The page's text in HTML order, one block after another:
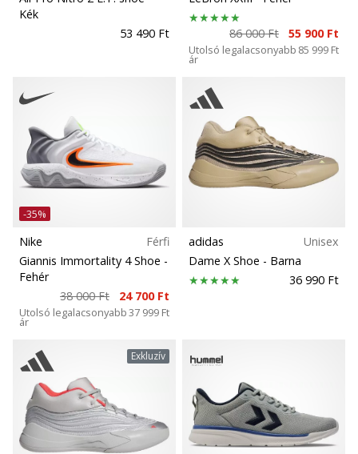
Kék
53 490 Ft
86 000 Ft 55 900 Ft
Utolsó legalacsonyabb
ár
85 999 Ft
-35%
Nike
Férfi
Giannis Immortality 4 Shoe -
Fehér
38 000 Ft
24 700 Ft
Utolsó legalacsonyabb
ár
37 999 Ft
adidas
Unisex
Dame X Shoe - Barna
36 990 Ft
Exkluzív